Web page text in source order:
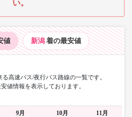
い。
値 新潟 着の最安値
高速バス/夜行バス路線の一覧です。
値情報を表示しております。
9月 10月 11月